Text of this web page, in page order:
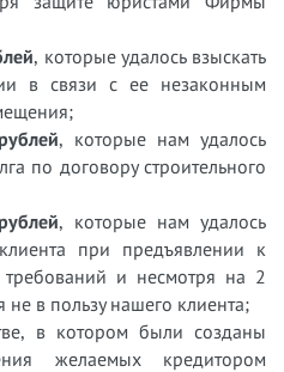
, которые удалось взыскать
в связи с ее незаконным
, которые нам удалось
по договору строительного
, которые нам удалось
при предъявлении к
и несмотря на 2
в пользу нашего клиента;
в котором были созданы
желаемых кредитором